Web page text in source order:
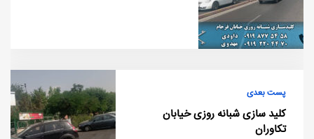
پست بعدی
کلید سازی شبانه روزی خیابان
تکاوران